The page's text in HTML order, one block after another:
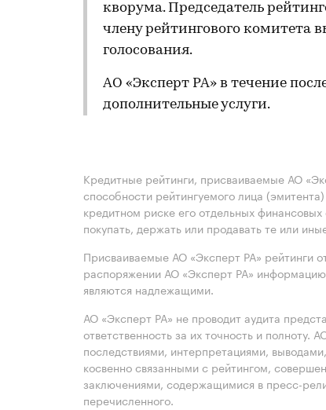
кворума. Председатель
члену рейтингового комитета
голосования.
АО «Эксперт РА» в течение
дополнительные услуги.
Кредитные рейтинги, присваиваемые АО
способности рейтингуемого лица
кредитном риске его отдельных
покупать, держать или продавать те или
Присваиваемые АО «Эксперт РА» рейтинги
распоряжении АО «Эксперт РА»
являются надлежащими.
АО «Эксперт РА» не проводит аудита
ответственность за их точность и полноту.
последствиями, интерпретациями,
косвенно связанными с рейтингом,
заключениями, содержащимися в пресс-
перечисленного.